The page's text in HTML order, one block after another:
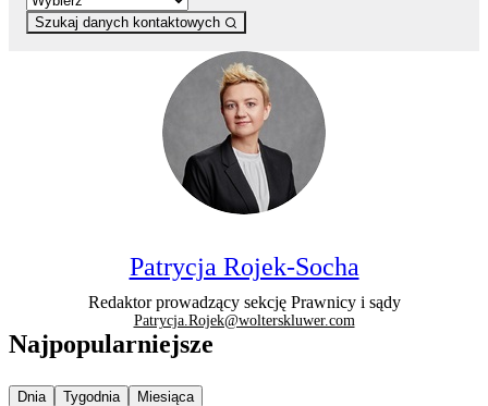
Szukaj danych kontaktowych
Patrycja Rojek-Socha
Redaktor prowadzący sekcję Prawnicy i sądy
Patrycja.Rojek@wolterskluwer.com
Najpopularniejsze
Najpopularniejsze wiadomości z
Dnia Najpopularniejsze wiadomości z
Tygodnia Najpopularniejsze wiadomości z
Miesiąca